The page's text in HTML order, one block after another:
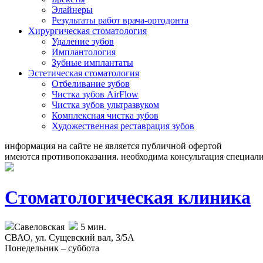
Элайнеры
Результаты работ врача-ортодонта
Хирургическая стоматология
Удаление зубов
Имплантология
Зубные имплантаты
Эстетическая стоматология
Отбеливание зубов
Чистка зубов AirFlow
Чистка зубов ультразвуком
Комплексная чистка зубов
Художественная реставрация зубов
информация на сайте не является публичной офертой
имеются противопоказания. необходима консультация
Стоматологическая клиника
Савеловская
5 мин.
СВАО, ул. Сущевский вал, 3/5А
Понедельник – суббота